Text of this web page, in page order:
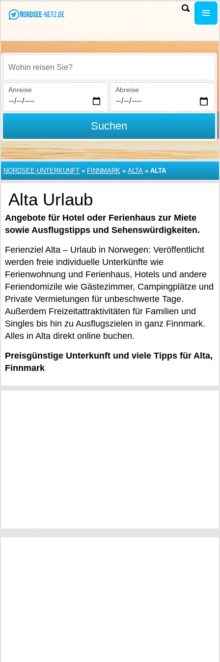
Wohin reisen Sie?
Anreise Abreise
Suchen
NORDSEE-UNTERKUNFT » FINNMARK » ALTA » ALTA
Alta Urlaub
Angebote für Hotel oder Ferienhaus zur Miete
sowie Ausflugstipps und Sehenswürdigkeiten.
Ferienziel Alta – Urlaub in Norwegen: Veröffentlicht
werden freie individuelle Unterkünfte wie
Ferienwohnung und Ferienhaus, Hotels und andere
Feriendomizile wie Gästezimmer, Campingplätze und
Private Vermietungen für unbeschwerte Tage.
Außerdem Freizeitattraktivitäten für Familien und
Singles bis hin zu Ausflugszielen in ganz Finnmark.
Alles in Alta direkt online buchen.
Preisgünstige Unterkunft und viele Tipps für Alta,
Finnmark